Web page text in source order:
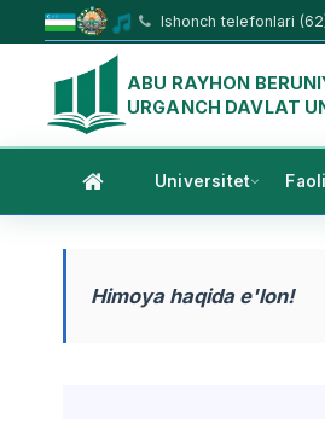
Ishonch telefonlari
ABU RAYHON
URGANCH DAVLAT
Universitet
Himoya haqida e'lon!